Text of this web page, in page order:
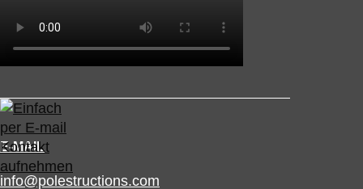
E-MAIL
info@polestructions.com